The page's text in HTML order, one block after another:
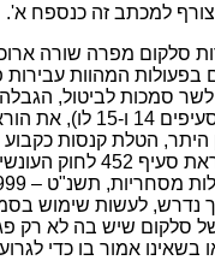
סלקום מפרה שורה
סמכות לביטול,
נדרש, לעשות שימוש
סלקום שיש בה לא רק
בשאינו אמור בו כדי